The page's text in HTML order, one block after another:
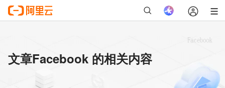
文章Facebook 的相关内容